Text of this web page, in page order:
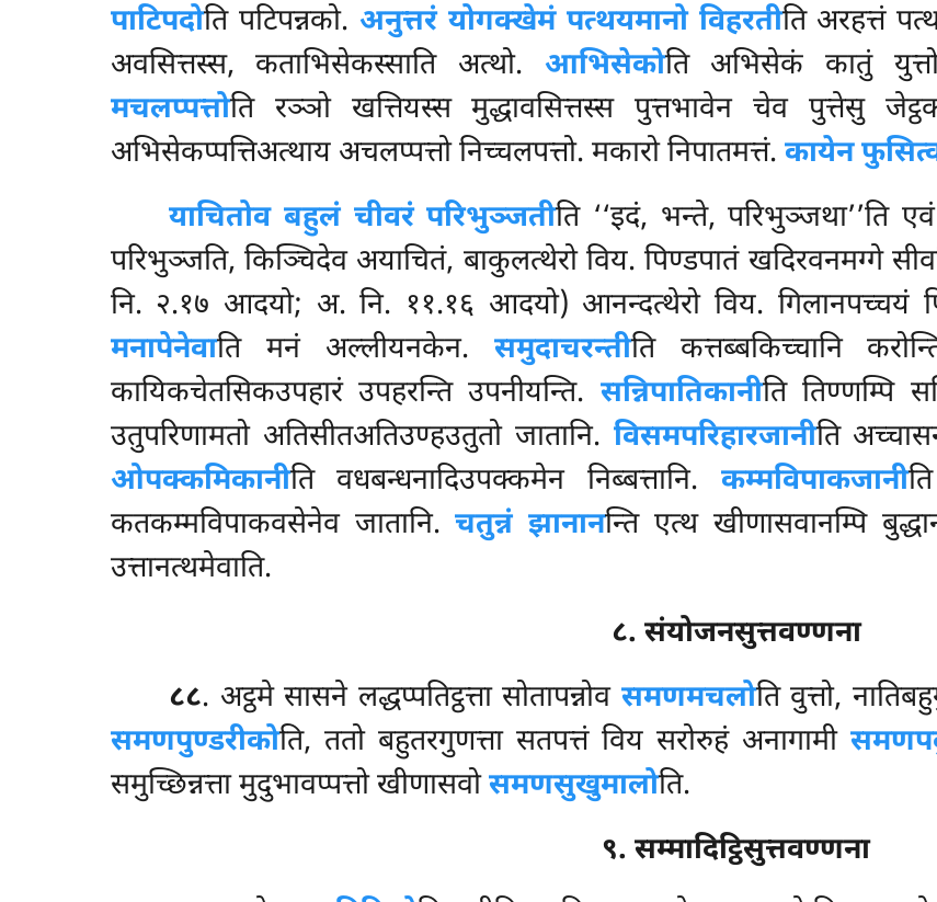
पाटिपदोति पटिपन्नको. अनुत्तरं योगक्खेमं पत्थयमानो विहरतीति अरहत्तं
अवसित्तस्स, कताभिसेकस्साति अत्थो. आभिसेकोति अभिसेकं कातुं
मचलप्पत्तोति रञ्ञो खत्तियस्स मुद्धावसित्तस्स पुत्तभावेन चेव पुत्तेसु
अभिसेकप्पत्तिअत्थाय अचलप्पत्तो निच्चलपत्तो. मकारो निपातमत्तं. कायेन
याचितोव बहुलं चीवरं परिभुञ्जतीति ‘‘इदं, भन्ते, परिभुञ्जथा’’ति
परिभुञ्जति, किञ्चिदेव अयाचितं, बाकुलत्थेरो विय. पिण्डपातं खदिरवनमग्गे
नि. २.१७ आदयो; अ. नि. ११.१६ आदयो) आनन्दत्थेरो विय. गिलानपच्चयं
मनापेनेवाति मनं अल्लीयनकेन. समुदाचरन्तीति कत्तब्बकिच्चानि
कायिकचेतसिकउपहारं उपहरन्ति उपनीयन्ति. सन्निपातिकानीति तिण्णम्पि
उतुपरिणामतो अतिसीतअतिउण्हउतुतो जातानि. विसमपरिहारजानीति
ओपक्कमिकानीति वधबन्धनादिउपक्कमेन निब्बत्तानि. कम्मविपाकजानीति
कतकम्मविपाकवसेनेव जातानि.चतुन्नं झानानन्ति एत्थ खीणासवानम्पि
उत्तानत्थमेवाति.
८. संयोजनसुत्तवण्णना
८८. अट्ठमे सासने लद्धप्पतिट्ठत्ता सोतापन्नोव समणमचलोति वुत्तो,
समणपुण्डरीकोति, ततो बहुतरगुणत्ता सतपत्तं विय सरोरुहं अनागामी
समुच्छिन्नत्ता मुदुभावप्पत्तो खीणासवोसमणसुखुमालोति.
९. सम्मादिट्ठिसुत्तवण्णना